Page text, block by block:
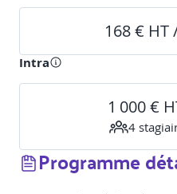
168 €
Intra
1 000 €
4
Programme